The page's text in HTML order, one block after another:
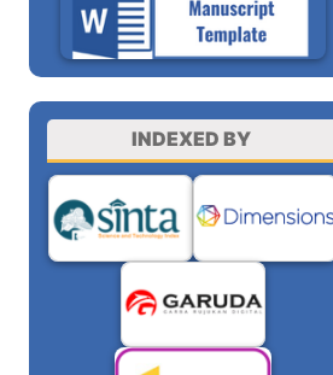
INDEXED BY